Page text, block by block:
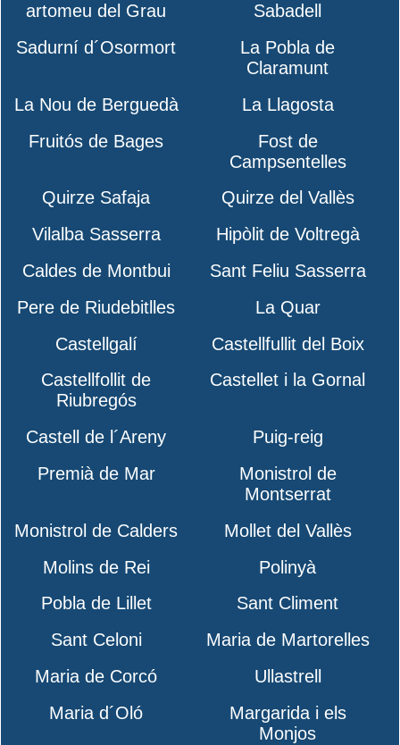
artomeu del Grau
Sabadell
Sadurní d´Osormort
La Pobla de
Claramunt
La Nou de Berguedà
La Llagosta
Fruitós de Bages
Fost de
Campsentelles
Quirze Safaja
Quirze del Vallès
Vilalba Sasserra
Hipòlit de Voltregà
Caldes de Montbui
Sant Feliu Sasserra
Pere de Riudebitlles
La Quar
Castellgalí
Castellfullit del Boix
Castellfollit de
Riubregós
Castellet i la Gornal
Castell de l´Areny
Puig-reig
Premià de Mar
Monistrol de
Montserrat
Monistrol de Calders
Mollet del Vallès
Molins de Rei
Polinyà
Pobla de Lillet
Sant Climent
Sant Celoni
Maria de Martorelles
Maria de Corcó
Ullastrell
Maria d´Oló
Margarida i els
Monjos